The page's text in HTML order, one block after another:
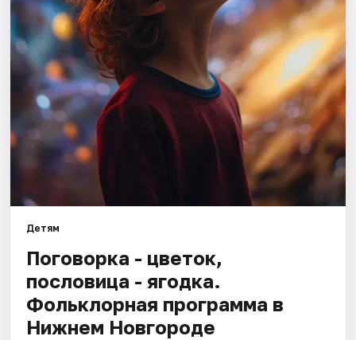
Артисты
Рейтинги
Детям
Поговорка - цветок,
пословица - ягодка.
Фольклорная программа в
Нижнем Новгороде